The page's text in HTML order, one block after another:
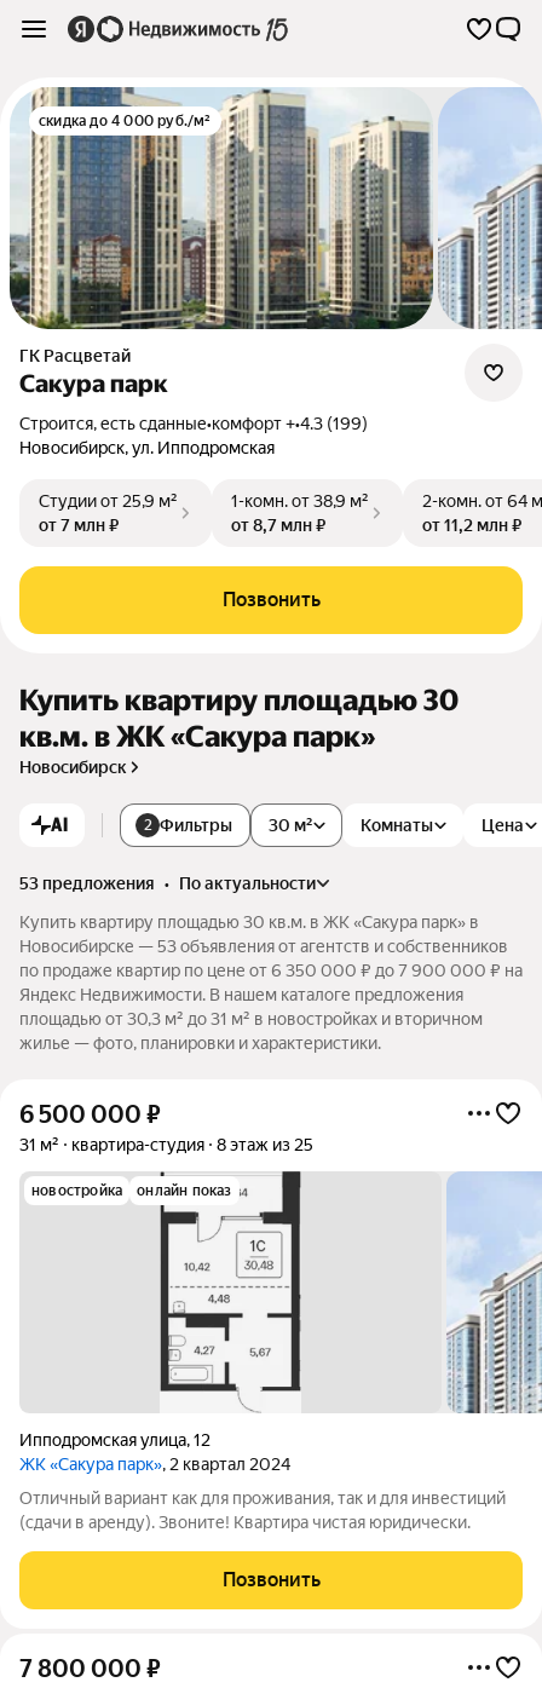
скидка до 4 000 руб./м²
ГК Расцветай
Сакура парк
Строится, есть сданные•комфорт +•4.3 (199)
Новосибирск,ул. Ипподромская
Студииот 25,9 м²
от 7 млн ₽
1-комн.от 38,9 м²
от 8,7 млн ₽
2-комн.от 64
от 11,2 млн ₽
Позвонить
Купить квартиру площадью 30
кв.м. в ЖК «Сакура парк»
Новосибирск
AI 2 Фильтры Комнаты Цена
30 м²
53 предложения •
по актуальности
Купить квартиру площадью 30 кв.м. в ЖК «Сакура парк» в
Новосибирске — 53 объявления от агентств и собственников
по продаже квартир по цене от 6 350 000 ₽ до 7 900 000 ₽ на
Яндекс Недвижимости. В нашем каталоге предложения
площадью от 30,3 м² до 31 м² в новостройках и вторичном
жилье — фото, планировки и характеристики.
6 500 000 ₽
31 м² квартира-студия 8 этаж из 25
новостройка онлайн показ
Ипподромская улица,12
ЖК «Сакура парк», 2 квартал 2024
Отличный вариант как для проживания, так и для инвестиций
(сдачи в аренду). Звоните! Квартира чистая юридически.
Позвонить
7 800 000 ₽